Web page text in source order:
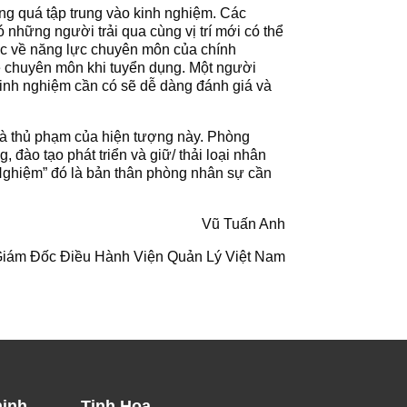
quá tập trung vào kinh nghiệm. Các
những người trải qua cùng vị trí mới có thể
về năng lực chuyên môn của chính
môn khi tuyển dụng. Một người
nghiệm cần có sẽ dễ dàng đánh giá và
thủ phạm của hiện tượng này. Phòng
đào tạo phát triển và giữ/ thải loại nhân
đó là bản thân phòng nhân sự cần
Vũ Tuấn Anh
Đốc Điều Hành Viện Quản Lý Việt Nam